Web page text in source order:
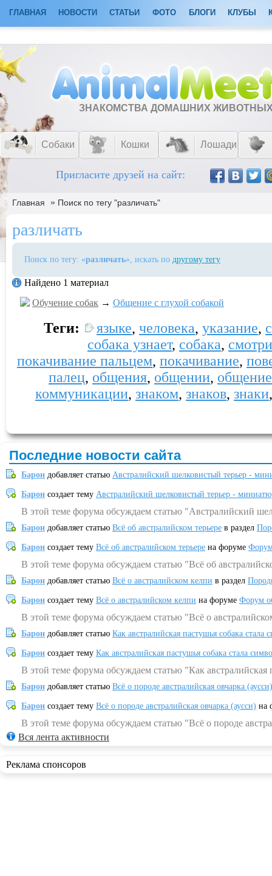
ГЛАВНАЯ НОВОСТИ СТАТЬИ ФОТО БЛОГИ КЛУБЫ
ЗНАКОМСТВА ДОМАШНИХ
Собаки Кошки Лошади
Пригласите друзей на сайт:
Главная » Поиск по тегу "различать"
различать
Поиск по тегу: «различать», искать по другому тегу
Найдено 1 материал
Обучение собак → Общение с глухой собакой
Теги: языке, человека, указание,
собака узнает, собака,
покачивание пальцем, покачивание,
палец, общения, общении,
коммуникации, знаком, знаков, знаки
Последние новости сайта
Барон добавляет статью Австралийский шелковистый терьер -
Барон создает тему Австралийский шелковистый терьер -
В этой теме форума обсуждаем статью "Австралийский
Барон добавляет статью Всё об австралийском терьере в раздел
Барон создает тему Всё об австралийском терьере на форуме
В этой теме форума обсуждаем статью "Всё об
Барон добавляет статью Всё о австралийском келпи в раздел
Барон создает тему Всё о австралийском келпи на форуме Форум
В этой теме форума обсуждаем статью "Всё о
Барон добавляет статью Как австралийская пастушья собака
Барон создает тему Как австралийская пастушья собака стала
В этой теме форума обсуждаем статью "Как
Барон добавляет статью Всё о породе австралийская овчарка (аусси)
Барон создает тему Всё о породе австралийская овчарка (аусси) на
В этой теме форума обсуждаем статью "Всё о породе
Вся лента активности
Реклама спонсоров